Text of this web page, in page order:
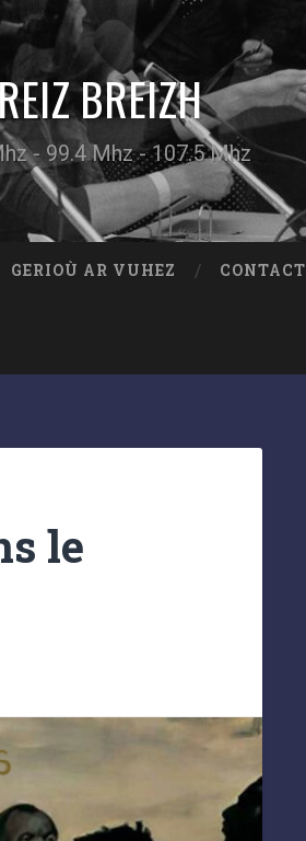
BREIZH
- 99.4 Mhz - 107.5 Mhz
GERIOÙ AR VUHEZ CONTACT
le